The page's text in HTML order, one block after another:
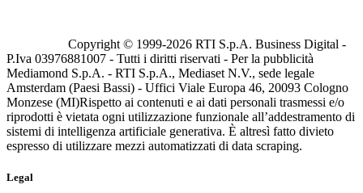
Copyright © 1999-2026 RTI S.p.A. Business Digital -
P.Iva 03976881007 - Tutti i diritti riservati - Per la pubblicità
Mediamond S.p.A. - RTI S.p.A., Mediaset N.V., sede legale
Amsterdam (Paesi Bassi) - Uffici Viale Europa 46, 20093 Cologno
Monzese (MI)Rispetto ai contenuti e ai dati personali trasmessi e/o
riprodotti è vietata ogni utilizzazione funzionale all’addestramento di
sistemi di intelligenza artificiale generativa. È altresì fatto divieto
espresso di utilizzare mezzi automatizzati di data scraping.
Legal